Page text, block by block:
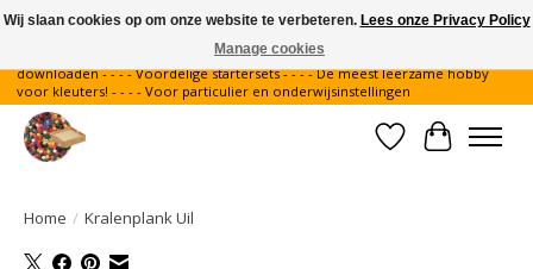
Gratis verzending binnen Nederland - - - - Legvoorbeelden gratis te
downloaden - - - - Voordelige startersets - - - - De meest leerzame hobby
voor kleuters! - - - - Voor particulier en onderwijsinstellingen
Verlanglijst
Home / Kralenplank Uil
Wij slaan cookies op om onze website te verbeteren. Lees onze Privacy Policy
Manage cookies